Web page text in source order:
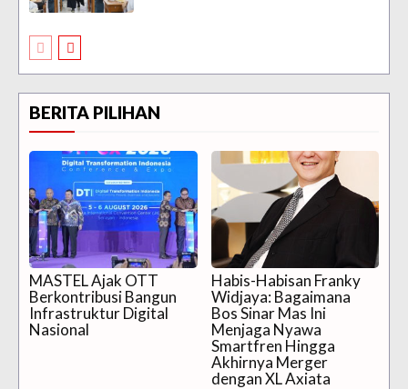
BERITA PILIHAN
MASTEL Ajak OTT
Berkontribusi Bangun
Infrastruktur Digital
Nasional
Habis-Habisan Franky
Widjaya: Bagaimana
Bos Sinar Mas Ini
Menjaga Nyawa
Smartfren Hingga
Akhirnya Merger
dengan XL Axiata